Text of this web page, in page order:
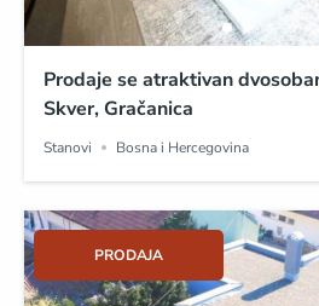
Prodaje se atraktivan
Skver, Gračanica
Stanovi Bosna i Hercegovina
PRODAJA